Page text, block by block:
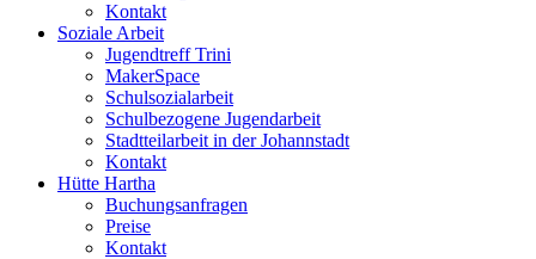
Kontakt
Soziale Arbeit
Jugendtreff Trini
MakerSpace
Schulsozialarbeit
Schulbezogene Jugendarbeit
Stadtteilarbeit in der Johannstadt
Kontakt
Hütte Hartha
Buchungsanfragen
Preise
Kontakt